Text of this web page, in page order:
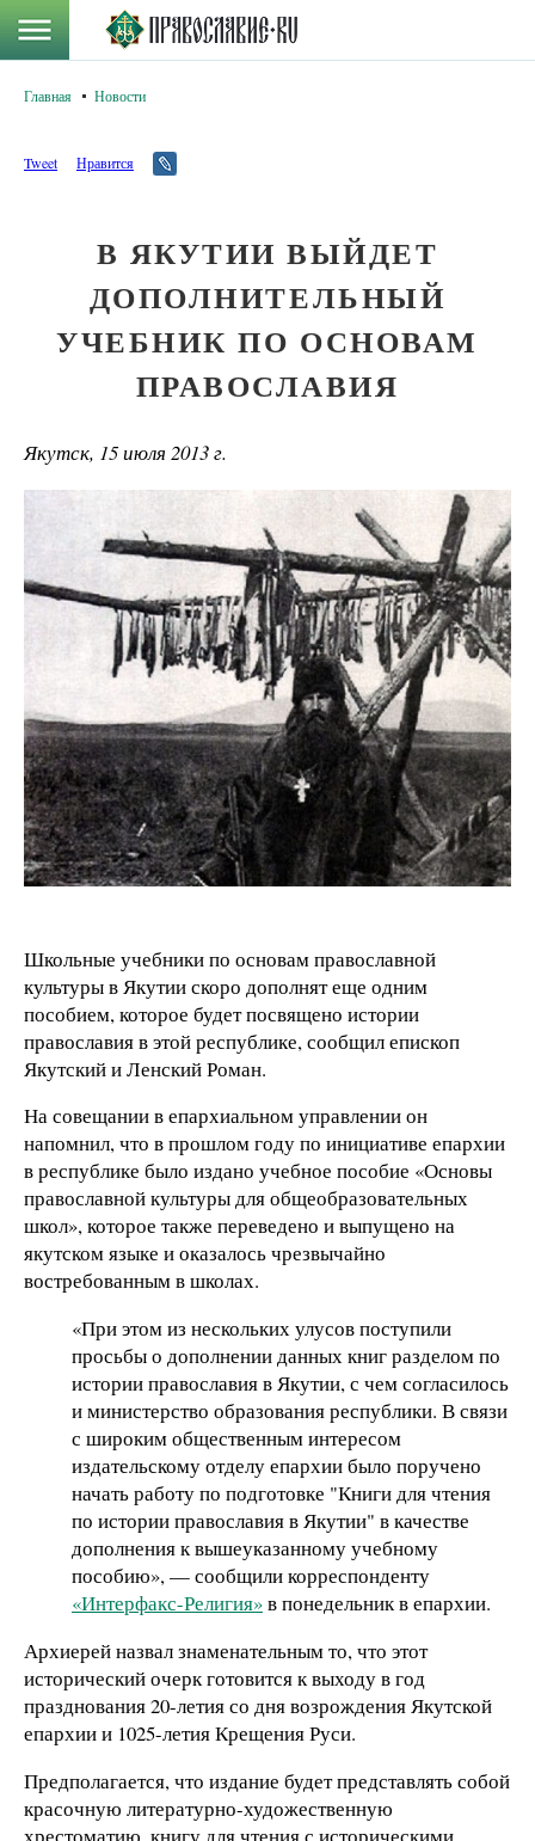
Главная Новости
Tweet Нравится
В ЯКУТИИ ВЫЙДЕТ
ДОПОЛНИТЕЛЬНЫЙ
УЧЕБНИК ПО ОСНОВАМ
ПРАВОСЛАВИЯ
Якутск, 15 июля 2013 г.
Школьные учебники по основам православной
культуры в Якутии скоро дополнят еще одним
пособием, которое будет посвящено истории
православия в этой республике, сообщил епископ
Якутский и Ленский Роман.
На совещании в епархиальном управлении он
напомнил, что в прошлом году по инициативе епархии
в республике было издано учебное пособие «Основы
православной культуры для общеобразовательных
школ», которое также переведено и выпущено на
якутском языке и оказалось чрезвычайно
востребованным в школах.
«При этом из нескольких улусов поступили
просьбы о дополнении данных книг разделом по
истории православия в Якутии, с чем согласилось
и министерство образования республики. В связи
с широким общественным интересом
издательскому отделу епархии было поручено
начать работу по подготовке "Книги для чтения
по истории православия в Якутии" в качестве
дополнения к вышеуказанному учебному
пособию», — сообщили корреспонденту
«Интерфакс-Религия»в понедельник в епархии.
Архиерей назвал знаменательным то, что этот
исторический очерк готовится к выходу в год
празднования 20-летия со дня возрождения Якутской
епархии и 1025-летия Крещения Руси.
Предполагается, что издание будет представлять собой
красочную литературно-художественную
хрестоматию, книгу для чтения с историческими